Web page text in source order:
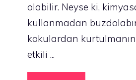
olabilir. Neyse ki,
kullanmadan
kokulardan
etkili ...